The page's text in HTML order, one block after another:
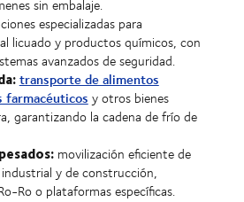
sin embalaje.
especializadas para
licuado y productos químicos, con
avanzados de seguridad.
transporte de alimentos
farmacéuticos y otros bienes
garantizando la cadena de frío de
movilización eficiente de
y de construcción,
Ro o plataformas específicas.